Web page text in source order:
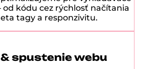
od kódu cez rýchlosť načítania
tagy a responzivitu.
spustenie webu